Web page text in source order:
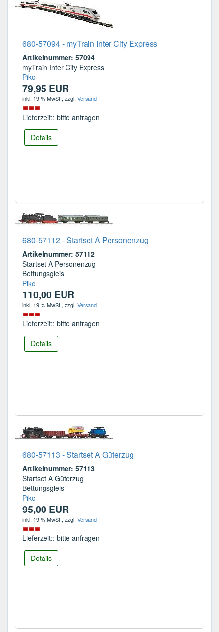
680-57094 - myTrain Inter City Express
Artikelnummer: 57094
myTrain Inter City Express
Piko
79,95 EUR
inkl. 19 % MwSt., zzgl. Versand
Lieferzeit:: bitte anfragen
Details
680-57112 - Startset A Personenzug
Artikelnummer: 57112
Startset A Personenzug
Bettungsgleis
Piko
110,00 EUR
inkl. 19 % MwSt., zzgl. Versand
Lieferzeit:: bitte anfragen
Details
680-57113 - Startset A Güterzug
Artikelnummer: 57113
Startset A Güterzug
Bettungsgleis
Piko
95,00 EUR
inkl. 19 % MwSt., zzgl. Versand
Lieferzeit:: bitte anfragen
Details